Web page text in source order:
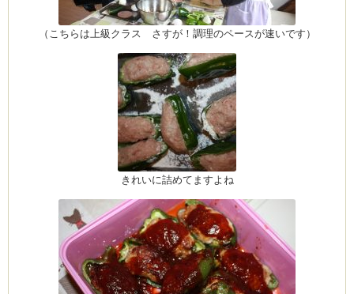
（こちらは上級クラス さすが！調理のペースが速いです）
きれいに詰めてますよね